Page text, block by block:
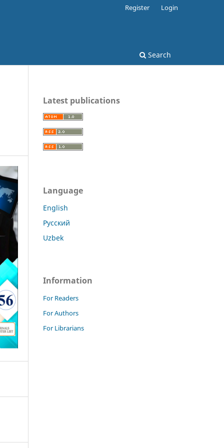
Search
Register Login
Latest publications
Language
English
Русский
Uzbek
Information
For Readers
For Authors
For Librarians